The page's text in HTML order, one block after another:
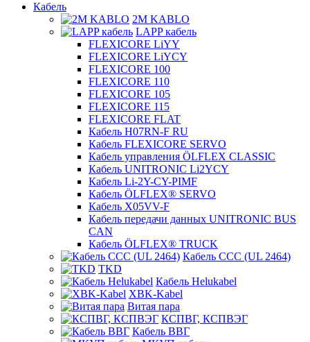
Кабель
2M KABLO
LAPP кабель
FLEXICORE LiYY
FLEXICORE LiYCY
FLEXICORE 100
FLEXICORE 110
FLEXICORE 105
FLEXICORE 115
FLEXICORE FLAT
Кабель H07RN-F RU
Кабель FLEXICORE SERVO
Кабель управления ÖLFLEX CLASSIC
Кабель UNITRONIC Li2YCY
Кабель Li-2Y-CY-PIMF
Кабель ÖLFLEX® SERVO
Кабель X05VV-F
Кабель передачи данных UNITRONIC BUS
CAN
Кабель ÖLFLEX® TRUCK
Кабель CCC (UL 2464)
TKD
Кабель Helukabel
XBK-Kabel
Витая пара
КСПВГ, КСПВЭГ
Кабель ВВГ